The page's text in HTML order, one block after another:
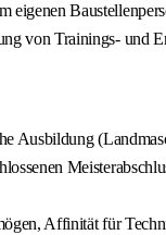
eigenen
von Trainings- und
Ausbildung
Affinität für